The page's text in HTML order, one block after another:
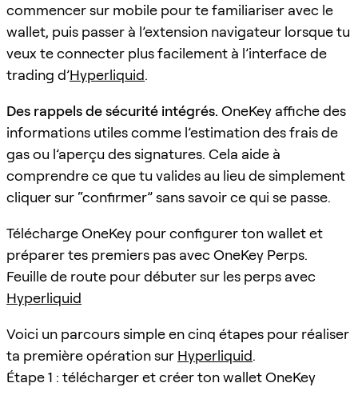
commencer sur mobile pour te familiariser avec le
wallet, puis passer à l’extension navigateur lorsque tu
veux te connecter plus facilement à l’interface de
trading d’Hyperliquid.
Des rappels de sécurité intégrés. OneKey affiche des
informations utiles comme l’estimation des frais de
gas ou l’aperçu des signatures. Cela aide à
comprendre ce que tu valides au lieu de simplement
cliquer sur “confirmer” sans savoir ce qui se passe.
Télécharge OneKey pour configurer ton wallet et
préparer tes premiers pas avec OneKey Perps.
Feuille de route pour débuter sur les perps avec
Hyperliquid
Voici un parcours simple en cinq étapes pour réaliser
ta première opération sur Hyperliquid.
Étape 1 : télécharger et créer ton wallet OneKey